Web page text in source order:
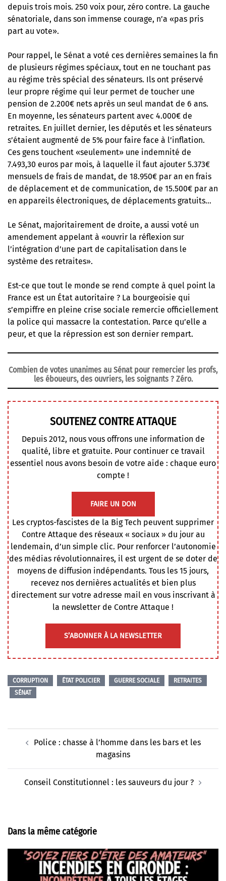
depuis trois mois. 250 voix pour, zéro contre. La gauche
sénatoriale, dans son immense courage, n’a «pas pris
part au vote».
Pour rappel, le Sénat a voté ces dernières semaines la fin
de plusieurs régimes spéciaux, tout en ne touchant pas
au régime très spécial des sénateurs. Ils ont préservé
leur propre régime qui leur permet de toucher une
pension de 2.200€ nets après un seul mandat de 6 ans.
En moyenne, les sénateurs partent avec 4.000€ de
retraites. En juillet dernier, les députés et les sénateurs
s’étaient augmenté de 5% pour faire face à l’inflation.
Ces gens touchent «seulement» une indemnité de
7.493,30 euros par mois, à laquelle il faut ajouter 5.373€
mensuels de frais de mandat, de 18.950€ par an en frais
de déplacement et de communication, de 15.500€ par an
en appareils électroniques, de déplacements gratuits…
Le Sénat, majoritairement de droite, a aussi voté un
amendement appelant à «ouvrir la réflexion sur
l’intégration d’une part de capitalisation dans le
système des retraites».
Est-ce que tout le monde se rend compte à quel point la
France est un État autoritaire ? La bourgeoisie qui
s’empiffre en pleine crise sociale remercie officiellement
la police qui massacre la contestation. Parce qu’elle a
peur, et que la répression est son dernier rempart.
Combien de votes unanimes au Sénat pour remercier les profs,
les éboueurs, des ouvriers, les soignants ? Zéro.
SOUTENEZ CONTRE ATTAQUE
Depuis 2012, nous vous offrons une information de
qualité, libre et gratuite. Pour continuer ce travail
essentiel nous avons besoin de votre aide : chaque euro
compte !
FAIRE UN DON
Les cryptos-fascistes de la Big Tech peuvent supprimer
Contre Attaque des réseaux « sociaux » du jour au
lendemain, d’un simple clic. Pour renforcer l’autonomie
des médias révolutionnaires, il est urgent de se doter de
moyens de diffusion indépendants. Tous les 15 jours,
recevez nos dernières actualités et bien plus
directement sur votre adresse mail en vous inscrivant à
la newsletter de Contre Attaque !
S’ABONNER À LA NEWSLETTER
CORRUPTION ÉTAT POLICIER GUERRE SOCIALE
RETRAITES
SÉNAT
d’articlePolice : chasse à l’homme dans les bars et les
magasins
Conseil Constitutionnel : les sauveurs du jour ?
Dans la même catégorie